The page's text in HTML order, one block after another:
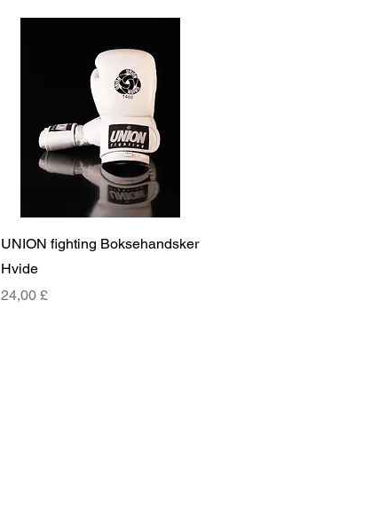
Hurtigvisning
UNION fighting Boksehandsker
Hvide
Pris
24,00 £